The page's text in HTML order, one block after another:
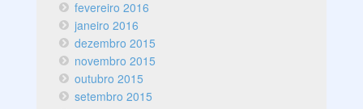
fevereiro 2016
janeiro 2016
dezembro 2015
novembro 2015
outubro 2015
setembro 2015